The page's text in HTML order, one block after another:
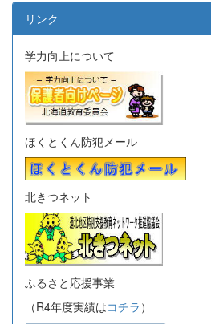
リンク
学力向上について
ほくとくん防犯メール
北きつネット
ふるさと応援事業
（R4年度実績はコチラ ）